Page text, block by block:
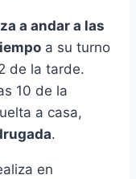
a andar a las
a su turno
de la tarde.
10 de la
a casa,
.
en